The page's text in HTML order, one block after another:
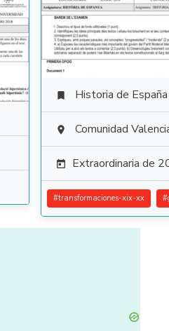
 Historia de España
 Comunidad
 Extraordinaria de
#transformaciones-xix-xx #